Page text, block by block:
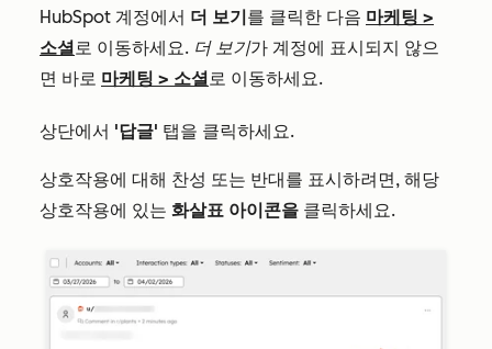
HubSpot 계정에서 더 보기 를 클릭한 다음 마케팅 >
소셜로 이동하세요. 더 보기가 계정에 표시되지 않으
면 바로 마케팅 > 소셜로 이동하세요.
상단에서 '답글' 탭을 클릭하세요.
상호작용에 대해 찬성 또는 반대를 표시하려면, 해당
상호작용에 있는 화살표 아이콘을 클릭하세요.